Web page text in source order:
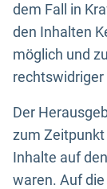
dem Fall in
den Inhalten
möglich und
rechtswidriger
Der
zum
Inhalte auf
waren. Auf